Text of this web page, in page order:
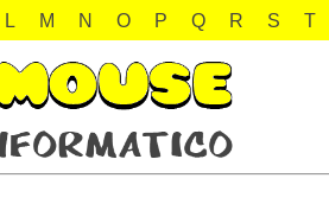
L M N O P Q R S T